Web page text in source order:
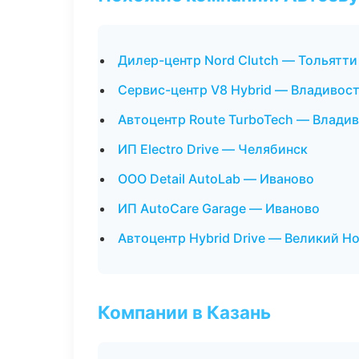
Дилер-центр Nord Clutch — Тольятти
Сервис-центр V8 Hybrid —
Автоцентр Route TurboTech —
ИП Electro Drive — Челябинск
ООО Detail AutoLab — Иваново
ИП AutoCare Garage — Иваново
Автоцентр Hybrid Drive — Великий
Компании в Казань